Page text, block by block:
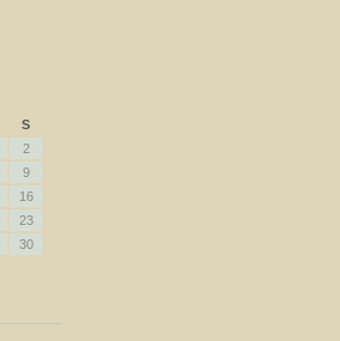
S
2
9
16
23
30